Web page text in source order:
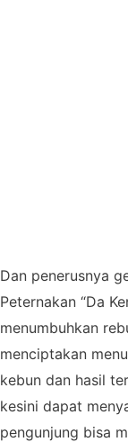
Dan penerusnya
Peternakan “Da
menumbuhkan
menciptakan
kebun dan hasil
kesini dapat
pengunjung bisa